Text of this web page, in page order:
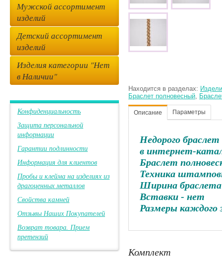
Находится в разделах:
Браслет полновесный,
Описание Параметры
Недорого
в интернет-
Браслет
Техника
Ширина
Вставки - нет
Размеры каждого
Комплект
Мужской ассортимент
изделий
Детский ассортимент
изделий
Изделия категории "Нет
в Наличии"
Конфиденциальность
Защита персональной
информации
Гарантии подлинности
Информация для клиентов
Пробы и клейма на изделиях из
драгоценных металлов
Свойства камней
Отзывы Наших Покупателей
Возврат товара. Прием
претензий